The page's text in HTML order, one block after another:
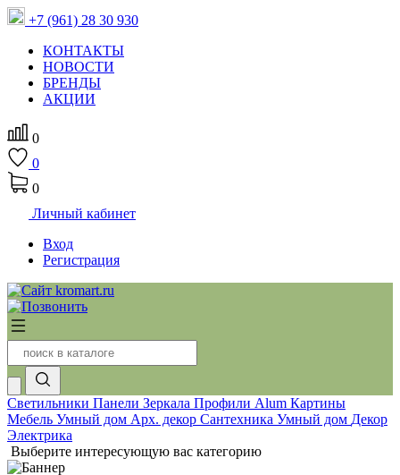
+7 (961) 28 30 930
КОНТАКТЫ
НОВОСТИ
БРЕНДЫ
АКЦИИ
0
0
0
Личный кабинет
Вход
Регистрация
Светильники Панели Зеркала Профили Alum Картины
Мебель Умный дом Арх. декор Сантехника Умный дом Декор
Электрика
Выберите интересующую вас категорию